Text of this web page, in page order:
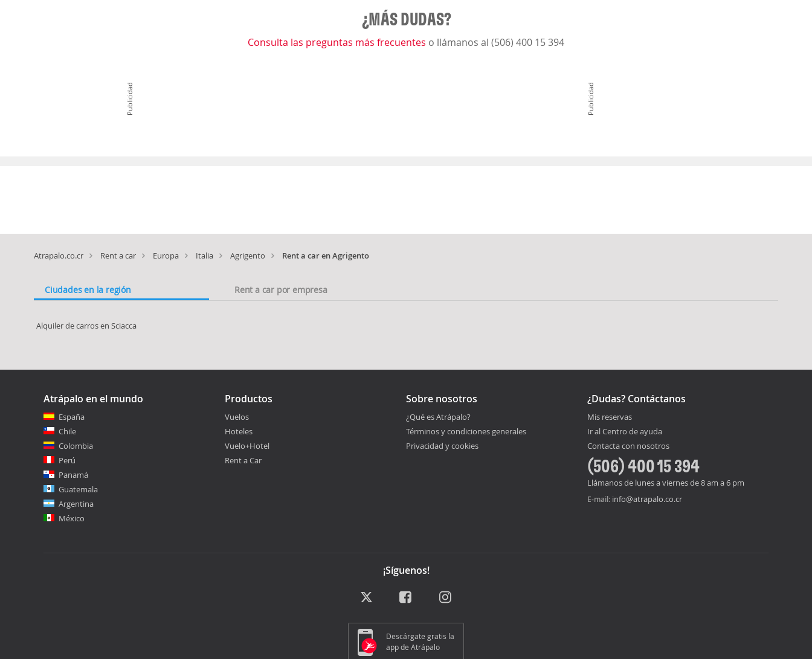
¿MÁS DUDAS?
Consulta las preguntas más frecuentes o llámanos al (506) 400 15 394
Publicidad Publicidad
Atrapalo.co.cr Rent a car Europa Italia Agrigento Rent a car en Agrigento
Ciudades en la región Rent a car por empresa
Alquiler de carros en Sciacca
Atrápalo en el mundo
España
Chile
Colombia
Perú
Panamá
Guatemala
Argentina
México
Productos
Vuelos
Hoteles
Vuelo+Hotel
Rent a Car
Sobre nosotros
¿Qué es Atrápalo?
Términos y condiciones generales
Privacidad y cookies
¿Dudas? Contáctanos
Mis reservas
Ir al Centro de ayuda
Contacta con nosotros
(506) 400 15 394
Llámanos de lunes a viernes de 8 am a 6 pm
E-mail: info@atrapalo.co.cr
¡Síguenos!
Descárgate gratis la
app de Atrápalo